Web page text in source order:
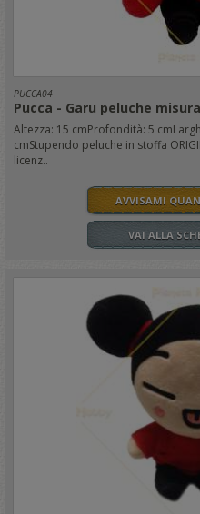
PUCCA04
Pucca - Garu peluche
Altezza: 15 cmProfondità: 5
cmStupendo peluche in stoffa
licenz..
AVVISAMI
VAI ALLA